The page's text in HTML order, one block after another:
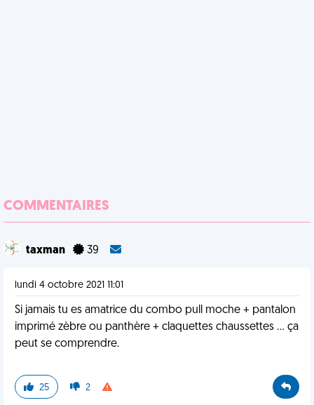
COMMENTAIRES
taxman 39
lundi 4 octobre 2021 11:01
Si jamais tu es amatrice du combo pull moche + pantalon
imprimé zèbre ou panthère + claquettes chaussettes ... ça
peut se comprendre.
25 2